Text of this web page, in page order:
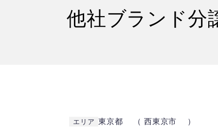
他社ブランド
エリア 東京都 （ 西東京市 ）